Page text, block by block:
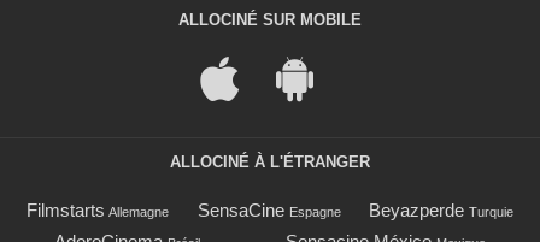
ALLOCINÉ SUR MOBILE
ALLOCINÉ À L'ÉTRANGER
Filmstarts Allemagne SensaCine Espagne Beyazperde Turquie